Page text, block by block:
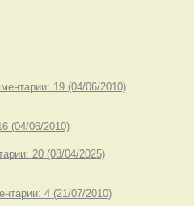
19 (04/06/2010)
(04/06/2010)
20 (08/04/2025)
4 (21/07/2010)